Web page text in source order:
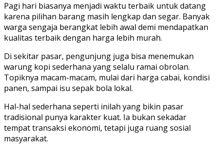
Pagi hari biasanya menjadi waktu terbaik untuk datang
karena pilihan barang masih lengkap dan segar. Banyak
warga sengaja berangkat lebih awal demi mendapatkan
kualitas terbaik dengan harga lebih murah.
Di sekitar pasar, pengunjung juga bisa menemukan
warung kopi sederhana yang selalu ramai obrolan.
Topiknya macam-macam, mulai dari harga cabai, kondisi
panen, sampai isu sepak bola lokal.
Hal-hal sederhana seperti inilah yang bikin pasar
tradisional punya karakter kuat. Ia bukan sekadar
tempat transaksi ekonomi, tetapi juga ruang sosial
masyarakat.